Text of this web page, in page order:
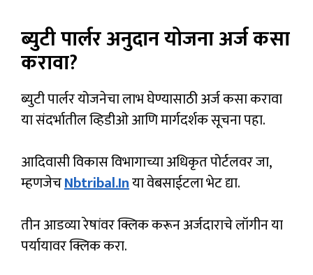
ब्युटी पार्लर अनुदान योजना अर्ज कसा
करावा?
ब्युटी पार्लर योजनेचा लाभ घेण्यासाठी अर्ज कसा करावा
या संदर्भातील व्हिडीओ आणि मार्गदर्शक सूचना पहा.
आदिवासी विकास विभागाच्या अधिकृत पोर्टलवर जा,
म्हणजेचNbtribal.inया वेबसाईटला भेट द्या.
तीन आडव्या रेषांवर क्लिक करून अर्जदाराचे लॉगीन या
पर्यायावर क्लिक करा.